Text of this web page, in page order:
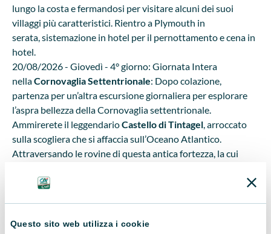
Questo sito web utilizza i cookie
lungo la costa e fermandosi per visitare alcuni dei suoi
villaggi più caratteristici. Rientro a Plymouth in
serata, sistemazione in hotel per il pernottamento e cena in
hotel.
20/08/2026 - Giovedì - 4° giorno: Giornata Intera
nellaCornovaglia Settentrionale: Dopo colazione,
partenza per un’altra escursione giornaliera per esplorare
l’aspra bellezza della Cornovaglia settentrionale.
Ammirerete il leggendarioCastello di Tintagel, arroccato
sulla scogliera che si affaccia sull’Oceano Atlantico.
Attraversando le rovine di questa antica fortezza, la cui
ammirare gli spettacolari panorami costieri. Tempo libero
viaggio prosegue attraverso la Cornovaglia settentrionale,